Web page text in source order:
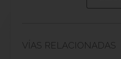
VÍAS RELACIONADAS